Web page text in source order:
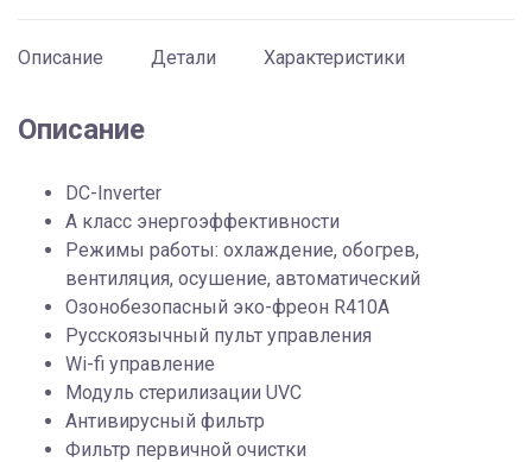
Описание Детали Характеристики
Описание
DC-Inverter
A класс энергоэффективности
Режимы работы: охлаждение, обогрев,
вентиляция, осушение, автоматический
Озонобезопасный эко-фреон R410A
Русскоязычный пульт управления
Wi-fi управление
Модуль стерилизации UVC
Антивирусный фильтр
Фильтр первичной очистки